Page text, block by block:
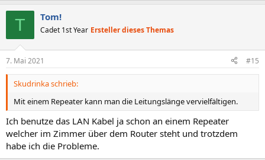
T Tom!
Cadet 1st Year Ersteller dieses Themas
7. Mai 2021 #15
Skudrinka schrieb:
Mit einem Repeater kann man die Leitungslänge vervielfältigen.
Ich benutze das LAN Kabel ja schon an einem Repeater
welcher im Zimmer über dem Router steht und trotzdem
habe ich die Probleme.